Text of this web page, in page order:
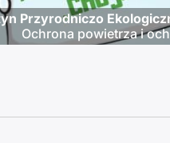
Przyrodniczo
Ochrona powietrza i